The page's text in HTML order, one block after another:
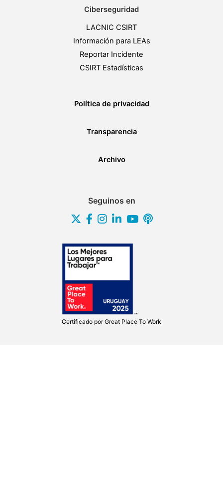
Ciberseguridad
LACNIC CSIRT
Información para LEAs
Reportar Incidente
CSIRT Estadísticas
Política de privacidad
Transparencia
Archivo
Seguinos en
Certificado porGreat Place To Work